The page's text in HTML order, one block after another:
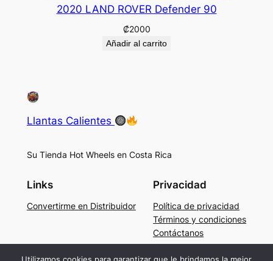
2020 LAND ROVER Defender 90
₡2000
Añadir al carrito
Llantas Calientes
Su Tienda Hot Wheels en Costa Rica
Links
Convertirme en Distribuidor
Privacidad
Política de privacidad
Términos y condiciones
Contáctanos
Social